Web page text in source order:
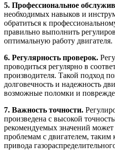
5. Профессиональное
необходимых навыков и
обратиться к
правильно выполнить
оптимальную работу двигателя.
6. Регулярность проверок.
проводиться регулярно в
производителя. Такой подход
долговечность и надежность
возможные поломки и
7. Важность точности.
произведена с высокой
рекомендуемых значений
проблемам с двигателем, таким
привода